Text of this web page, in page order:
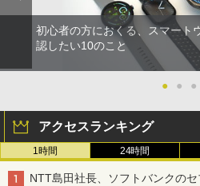
初心者の方におくる、スマート
認したい10のこと
● ● ●
アクセスランキング
1時間 24時間
NTT島田社長、ソフトバンクの